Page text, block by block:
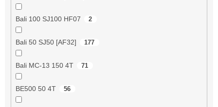
Bali 100 SJ100 HF07 2
Bali 50 SJ50 [AF32] 177
Bali MC-13 150 4T 71
BE500 50 4T 56